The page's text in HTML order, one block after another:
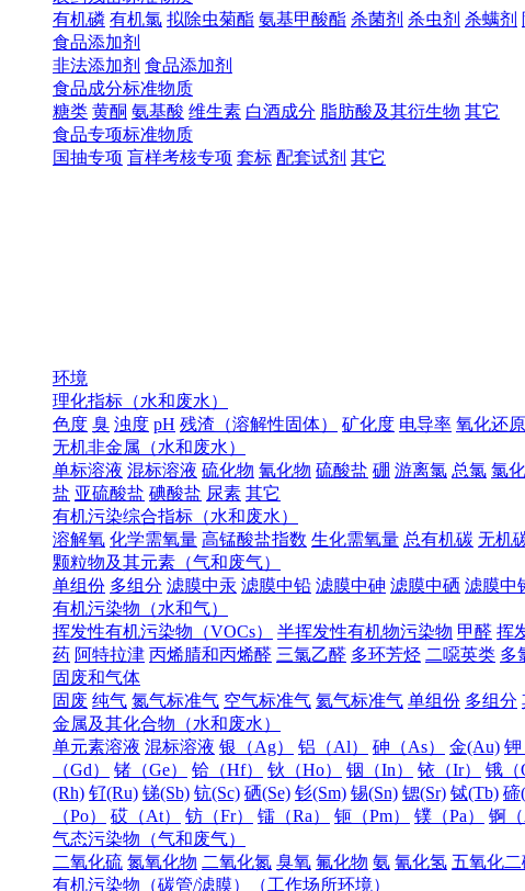
有机磷 有机氯 拟除虫菊酯 氨基甲酸酯 杀菌剂 杀虫剂 杀螨剂
食品添加剂
非法添加剂 食品添加剂
食品成分标准物质
糖类 黄酮 氨基酸 维生素 白酒成分 脂肪酸及其衍生物 其它
食品专项标准物质
国抽专项 盲样考核专项 套标 配套试剂 其它
环境
理化指标（水和废水）
色度 臭 浊度 pH 残渣（溶解性固体） 矿化度 电导率 氧化还
无机非金属（水和废水）
单标溶液 混标溶液 硫化物 氰化物 硫酸盐 硼 游离氯 总氯 氯
盐 亚硫酸盐 碘酸盐 尿素 其它
有机污染综合指标（水和废水）
溶解氧 化学需氧量 高锰酸盐指数 生化需氧量 总有机碳 无机
颗粒物及其元素（气和废气）
单组份 多组分 滤膜中汞 滤膜中铅 滤膜中砷 滤膜中硒 滤膜中
有机污染物（水和气）
挥发性有机污染物（VOCs）
半挥发性有机物污染物 甲醛 挥
药 阿特拉津 丙烯腈和丙烯醛 三氯乙醛 多环芳烃 二噁英类 多
固废和气体
固废 纯气 氮气标准气 空气标准气 氦气标准气 单组份 多组分
金属及其化合物（水和废水）
单元素溶液 混标溶液 银（Ag） 铝（Al） 砷（As） 金(Au) 钾
（Gd）
锗（Ge） 铪（Hf） 钬（Ho） 铟（In） 铱（Ir） 锇（
(Rh) 钌(Ru) 锑(Sb) 钪(Sc) 硒(Se) 钐(Sm) 锡(Sn) 锶(Sr) 铽(Tb) 碲
（Po）
砹（At） 钫（Fr） 镭（Ra） 钷（Pm） 镤（Pa）
锕（
气态污染物（气和废气）
二氧化硫 氮氧化物 二氧化氮 臭氧 氟化物 氨 氰化氢 五氧化二
有机污染物（碳管/滤膜）（工作场所环境）